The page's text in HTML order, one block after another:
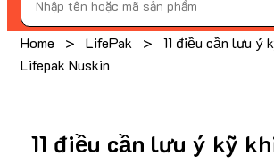
Home > LifePak >
11 điều cần lưu ý
Lifepak Nuskin
11 điều cần lưu ý kỹ